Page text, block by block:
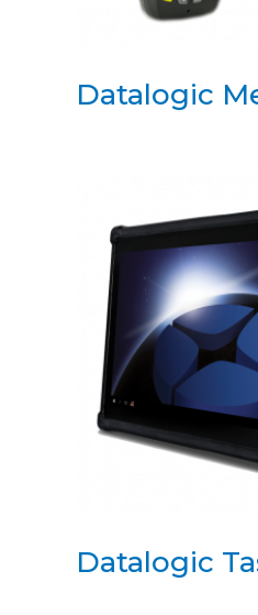
Datalogic
Datalogic